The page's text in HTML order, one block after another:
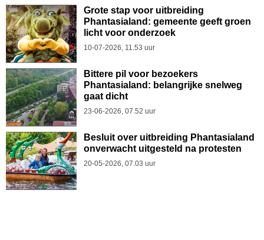
Grote stap voor uitbreiding
Phantasialand: gemeente geeft groen
licht voor onderzoek
10-07-2026, 11.53 uur
Bittere pil voor bezoekers
Phantasialand: belangrijke snelweg
gaat dicht
23-06-2026, 07.52 uur
Besluit over uitbreiding Phantasialand
onverwacht uitgesteld na protesten
20-05-2026, 07.03 uur